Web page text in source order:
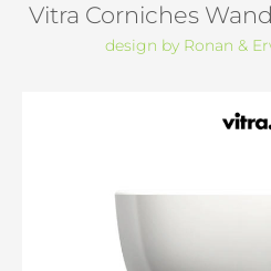
Vitra Corniches
design by Ronan &